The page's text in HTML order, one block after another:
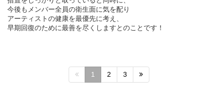
今後もメンバー全員の衛生面に気を配り
アーティストの健康を最優先に考え、
早期回復のために最善を尽くしますとのことです！
1 2 3